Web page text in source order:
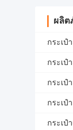
ผลิ
กระเป๋
กระเป๋
กระเป๋
กระเป๋
กระเป๋